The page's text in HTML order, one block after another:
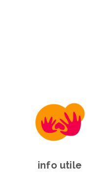
info utile